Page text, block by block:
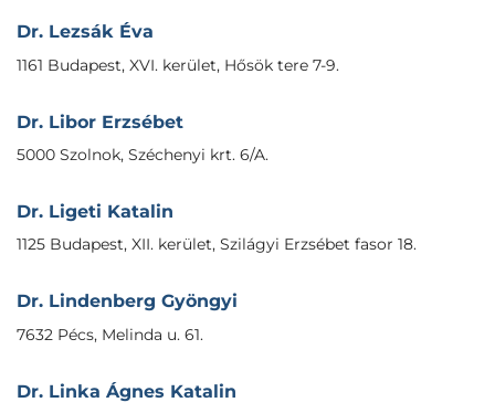
Dr. Lezsák Éva
1161 Budapest, XVI. kerület, Hősök tere 7-9.
Dr. Libor Erzsébet
5000 Szolnok, Széchenyi krt. 6/A.
Dr. Ligeti Katalin
1125 Budapest, XII. kerület, Szilágyi Erzsébet fasor 18.
Dr. Lindenberg Gyöngyi
7632 Pécs, Melinda u. 61.
Dr. Linka Ágnes Katalin